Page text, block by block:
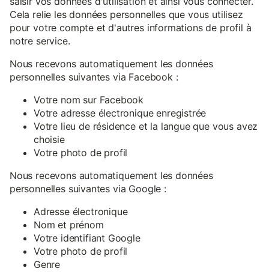
Cela relie les données personnelles que vous utilisez
pour votre compte et d'autres informations de profil à
notre service.
Nous recevons automatiquement les données
personnelles suivantes via Facebook :
Votre nom sur Facebook
Votre adresse électronique enregistrée
Votre lieu de résidence et la langue que vous avez
choisie
Votre photo de profil
Nous recevons automatiquement les données
personnelles suivantes via Google :
Adresse électronique
Nom et prénom
Votre identifiant Google
Votre photo de profil
Genre